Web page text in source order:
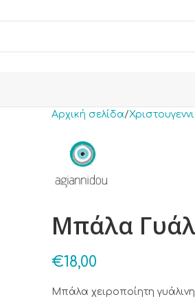
Αρχική σελίδα
Μπάλα
€18,00
Μπάλα χειροποίητη γυάλινη